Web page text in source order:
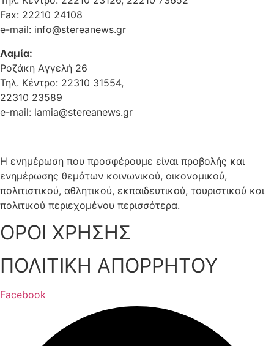
Fax: 22210 24108
e-mail: info@stereanews.gr
Λαμία:
Ροζάκη Αγγελή 26
Τηλ. Κέντρο: 22310 31554,
22310 23589
e-mail: lamia@stereanews.gr
Η ενημέρωση που προσφέρουμε είναι προβολής και
ενημέρωσης θεμάτων κοινωνικού, οικονομικού,
πολιτιστικού, αθλητικού, εκπαιδευτικού, τουριστικού και
πολιτικού περιεχομένου περισσότερα.
ΟΡΟΙ ΧΡΗΣΗΣ
ΠΟΛΙΤΙΚΗ ΑΠΟΡΡΗΤΟΥ
Facebook